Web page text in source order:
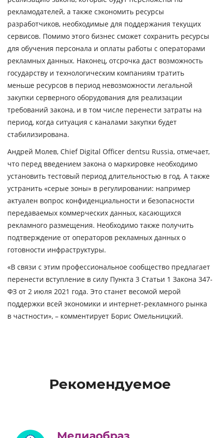
рекламодателей, а также сэкономить ресурсы
разработчиков, необходимые для поддержания текущих
сервисов. Помимо этого бизнес сможет сохранить ресурсы
для обучения персонала и оплаты работы с операторами
рекламных данных. Наконец, отсрочка даст возможность
государству и технологическим компаниям тратить
меньше ресурсов в период невозможности легальной
закупки серверного оборудования для реализации
требований закона, и в том числе перенести затраты на
период, когда ситуация с каналами закупки будет
стабилизирована.
Андрей Молев, Chief Digital Officer dentsu Russia, отмечает,
что перед введением закона о маркировке необходимо
установить тестовый период длительностью в год. А также
устранить «серые зоны» в регулировании: например
актуален вопрос конфиденциальности и безопасности
передаваемых коммерческих данных, касающихся
рекламного размещения. Необходимо также получить
подтверждение от операторов рекламных данных о
готовности инфраструктуры.
«В связи с этим профессиональное сообщество предлагает
перенести вступление в силу Пункта 3 Статьи 1 Закона 347-
ФЗ от 2 июля 2021 года. Это станет весомой мерой
поддержки всей экономики и интернет-рекламного рынка
в частности», – комментирует Борис Омельницкий.
Рекомендуемое